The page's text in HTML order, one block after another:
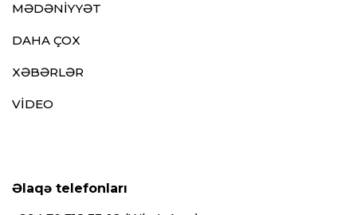
MƏDƏNİYYƏT
DAHA ÇOX
XƏBƏRLƏR
VİDEO
Əlaqə telefonları